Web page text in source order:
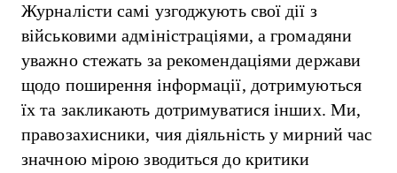
Журналісти самі узгоджують свої дії з
військовими адміністраціями, а громадяни
уважно стежать за рекомендаціями держави
щодо поширення інформації, дотримуються
їх та закликають дотримуватися інших. Ми,
правозахисники, чия діяльність у мирний час
значною мірою зводиться до критики